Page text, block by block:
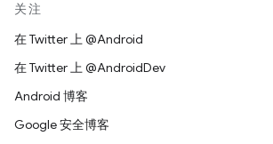
关注
在 Twitter 上 @Android
在 Twitter 上 @AndroidDev
Android 博客
Google 安全博客